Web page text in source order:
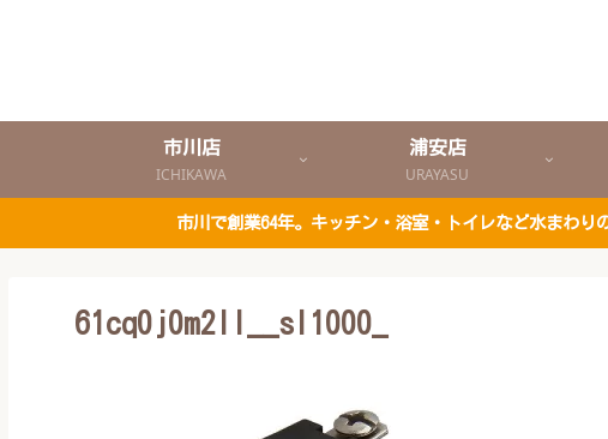
市川店
ICHIKAWA
浦安店
URAYASU
市川で創業64年。キッチン・浴室・トイレなど水まわ
61cq0j0m2ll__sl1000_